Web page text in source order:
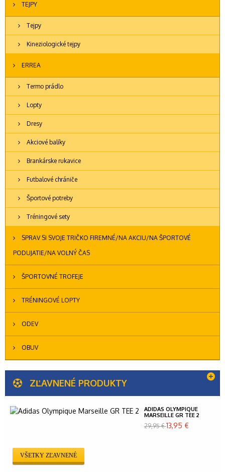
TEJPY
Tejpy
Kineziologické tejpy
ERREA
Termo prádlo
Lopty
Dresy
Akciové balíky
Brankárske rukavice
Futbalové chrániče
Športové potreby
Tréningové sety
SPRAV SI SVOJE TRIČKO FIREMNÉ/NA AKCIU/NA ŠPORTOVÉ
PODUJATIE/NA VOĽNÝ ČAS
ŠPORTOVNÉ TROFEJE
TRÉNINGOVÉ LOPTY
ODEV
OBUV
ZĽAVNENÉ PRODUKTY
ADIDAS OLYMPIQUE
MARSEILLE GR TEE 2
29,95 €13,95 €
VŠETKY ZĽAVNENÉ